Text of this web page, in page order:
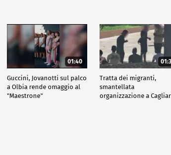
01:40
Guccini, Jovanotti sul palco
a Olbia rende omaggio al
"Maestrone"
Tratta dei migranti,
smantellata
organizzazione a